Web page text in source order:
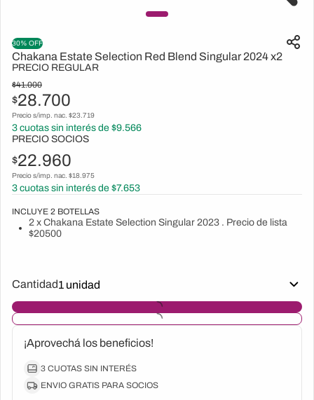
30% OFF
Chakana Estate Selection Red Blend Singular 2024 x2
PRECIO REGULAR
$41.000
$28.700
Precio s/imp. nac. $23.719
3 cuotas sin interés de $9.566
PRECIO SOCIOS
$22.960
Precio s/imp. nac. $18.975
3 cuotas sin interés de $7.653
INCLUYE 2 BOTELLAS
2 x Chakana Estate Selection Singular 2023 . Precio de lista
$20500
¡Aprovechá los beneficios!
3 CUOTAS SIN INTERÉS
ENVIO GRATIS PARA SOCIOS
Cantidad